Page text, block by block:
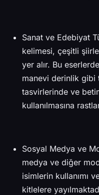
Sanat ve Edebiyat
kelimesi, çeşitli
yer alır. Bu
manevi derinlik gibi
tasvirlerinde ve
kullanılmasına
Sosyal Medya ve
medya ve diğer
isimlerin kullanımı
kitlelere